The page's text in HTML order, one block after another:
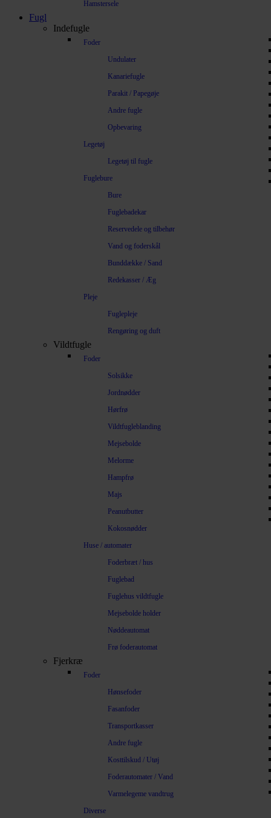
Hamstersele
Fugl
Indefugle
Foder
Undulater
Kanariefugle
Parakit / Papegøje
Andre fugle
Opbevaring
Legetøj
Legetøj til fugle
Fuglebure
Bure
Fuglebadekar
Reservedele og tilbehør
Vand og foderskål
Bunddække / Sand
Redekasser / Æg
Pleje
Fuglepleje
Rengøring og duft
Vildtfugle
Foder
Solsikke
Jordnødder
Hørfrø
Vildtfugleblanding
Mejsebolde
Melorme
Hampfrø
Majs
Peanutbutter
Kokosnødder
Huse / automater
Foderbræt / hus
Fuglebad
Fuglehus vildtfugle
Mejsebolde holder
Nøddeautomat
Frø foderautomat
Fjerkræ
Foder
Hønsefoder
Fasanfoder
Transportkasser
Andre fugle
Kosttilskud / Utøj
Foderautomater / Vand
Varmelegeme vandtrug
Diverse